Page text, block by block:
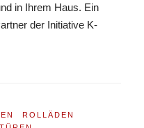
in Ihrem Haus. Ein
der Initiative K-
ROLLÄDEN